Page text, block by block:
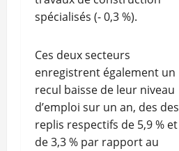
spécialisés (- 0,3 %).
Ces deux secteurs
enregistrent également un
recul baisse de leur niveau
d’emploi sur un an, des des
replis respectifs de 5,9 % et
de 3,3 % par rapport au